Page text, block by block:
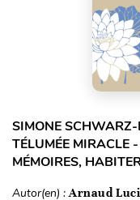
SIMONE
TÉLUMÉE MIRACLE
MÉMOIRES,
Autor(en) :Arnaud